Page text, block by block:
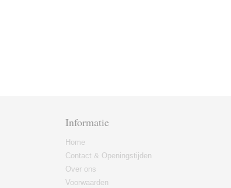
Informatie
Home
Contact & Openingstijden
Over ons
Voorwaarden